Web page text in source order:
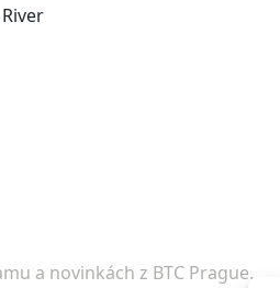
a novinkách z BTC Prague.